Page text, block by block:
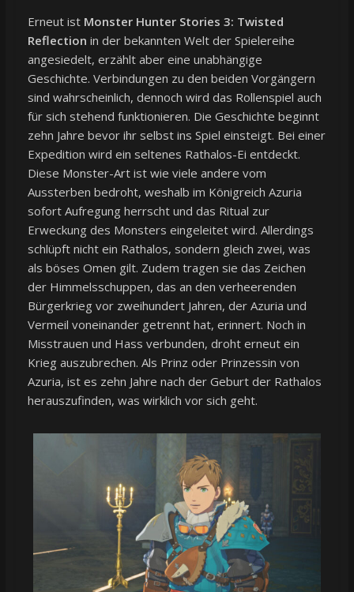
Erneut ist Monster Hunter Stories 3: Twisted
Reflection in der bekannten Welt der Spielereihe
angesiedelt, erzählt aber eine unabhängige
Geschichte. Verbindungen zu den beiden Vorgängern
sind wahrscheinlich, dennoch wird das Rollenspiel auch
für sich stehend funktionieren. Die Geschichte beginnt
zehn Jahre bevor ihr selbst ins Spiel einsteigt. Bei einer
Expedition wird ein seltenes Rathalos-Ei entdeckt.
Diese Monster-Art ist wie viele andere vom
Aussterben bedroht, weshalb im Königreich Azuria
sofort Aufregung herrscht und das Ritual zur
Erweckung des Monsters eingeleitet wird. Allerdings
schlüpft nicht ein Rathalos, sondern gleich zwei, was
als böses Omen gilt. Zudem tragen sie das Zeichen
der Himmelsschuppen, das an den verheerenden
Bürgerkrieg vor zweihundert Jahren, der Azuria und
Vermeil voneinander getrennt hat, erinnert. Noch in
Misstrauen und Hass verbunden, droht erneut ein
Krieg auszubrechen. Als Prinz oder Prinzessin von
Azuria, ist es zehn Jahre nach der Geburt der Rathalos
herauszufinden, was wirklich vor sich geht.